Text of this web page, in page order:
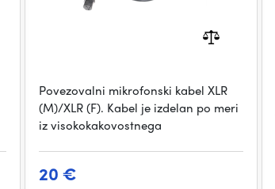
Povezovalni mikrofonski kabel XLR
(M)/XLR (F). Kabel je izdelan po meri
iz visokokakovostnega
20 €